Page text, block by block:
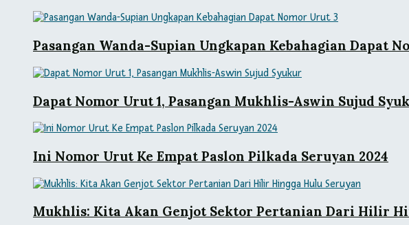
Pasangan Wanda-Supian Ungkapan Kebahagian Dapat
Dapat Nomor Urut 1, Pasangan Mukhlis-Aswin Sujud
Ini Nomor Urut Ke Empat Paslon Pilkada Seruyan 2024
Mukhlis: Kita Akan Genjot Sektor Pertanian Dari Hilir